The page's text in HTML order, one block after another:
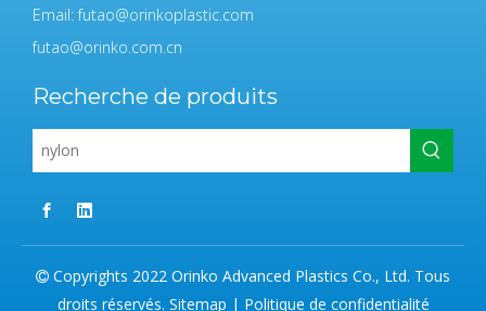
Email:futao@orinkoplastic.com
futao@orinko.com.cn
Recherche de produits
 Copyrights 2022 Orinko Advanced Plastics Co., Ltd. Tous
droits réservés. Sitemap | Politique de confidentialité